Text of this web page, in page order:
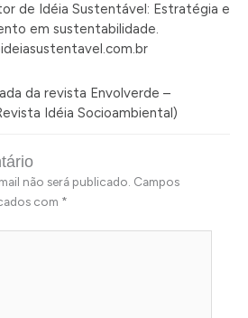
de Idéia Sustentável: Estratégia e
em sustentabilidade.
da revista Envolverde –
Idéia Socioambiental)
não será publicado. Campos
com *